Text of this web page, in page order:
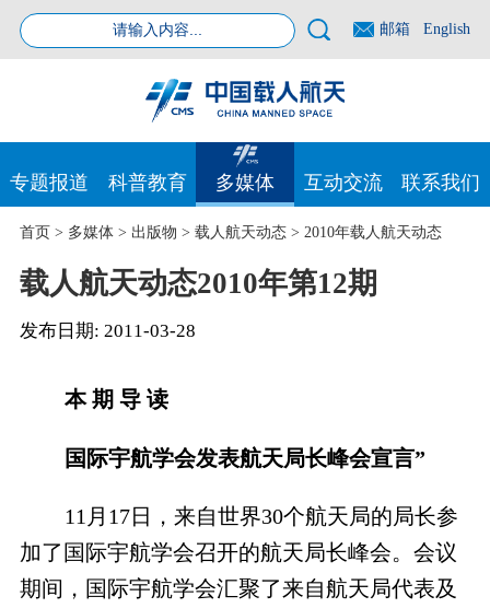
邮箱 English
专题报道 科普教育 多媒体 互动交流 联系我们
首页> 多媒体> 出版物 > 载人航天动态> 2010年载人航天动态
载人航天动态2010年第12期
发布日期: 2011-03-28
本 期 导 读
国际宇航学会发表航天局长峰会宣言”
11月17日，来自世界30个航天局的局长参
加了国际宇航学会召开的航天局长峰会。会议
期间，国际宇航学会汇聚了来自航天局代表及